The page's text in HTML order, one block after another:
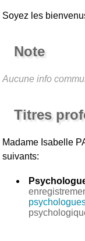
Soyez les
Note
Aucune info
Titres
Madame Isabelle
suivants: